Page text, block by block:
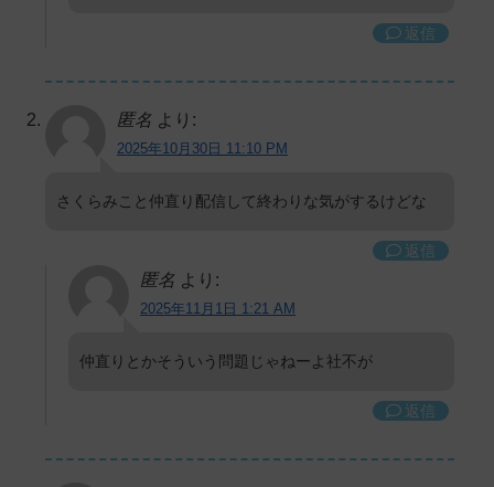
返信
匿名 より:
2025年10月30日 11:10 PM
さくらみこと仲直り配信して終わりな気がするけどな
返信
匿名 より:
2025年11月1日 1:21 AM
仲直りとかそういう問題じゃねーよ社不が
返信